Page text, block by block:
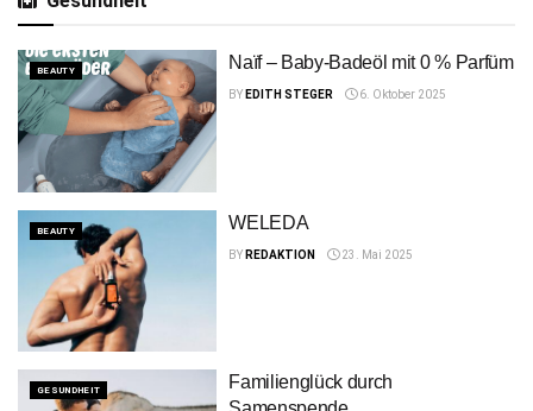
BEAUTY Naïf – Baby-Badeöl mit 0 % Parfüm
BY EDITH STEGER 6. Oktober 2025
BEAUTY WELEDA
BY REDAKTION 23. Mai 2025
GESUNDHEIT
Familienglück durch